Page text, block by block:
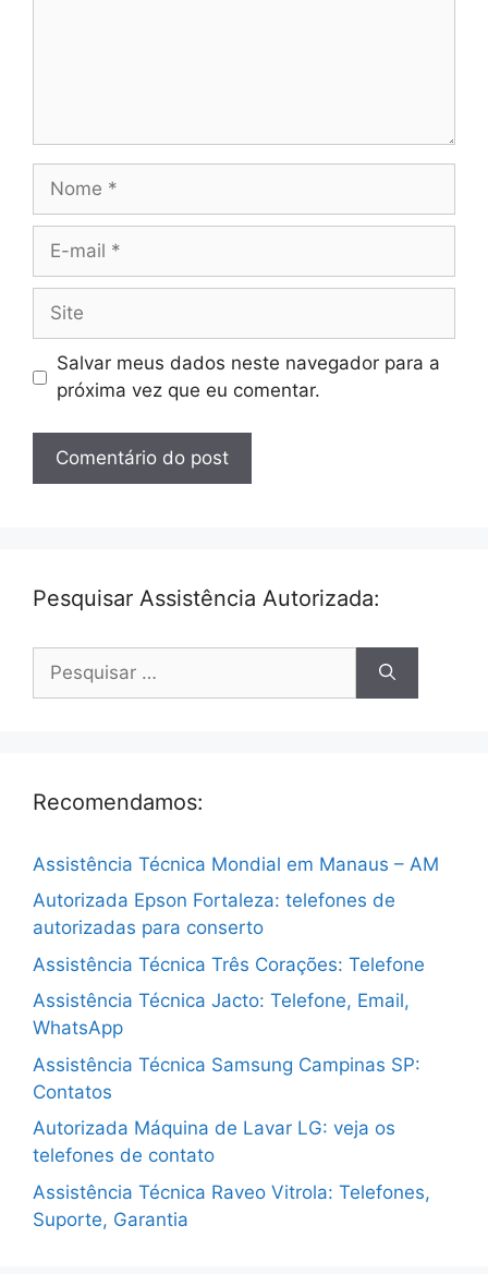
Nome
Site
Salvar meus dados neste navegador para a
próxima vez que eu comentar.
Pesquisar Assistência Autorizada:
por:
Recomendamos:
Assistência Técnica Mondial em Manaus – AM
Autorizada Epson Fortaleza: telefones de
autorizadas para conserto
Assistência Técnica Três Corações: Telefone
Assistência Técnica Jacto: Telefone, Email,
WhatsApp
Assistência Técnica Samsung Campinas SP:
Contatos
Autorizada Máquina de Lavar LG: veja os
telefones de contato
Assistência Técnica Raveo Vitrola: Telefones,
Suporte, Garantia